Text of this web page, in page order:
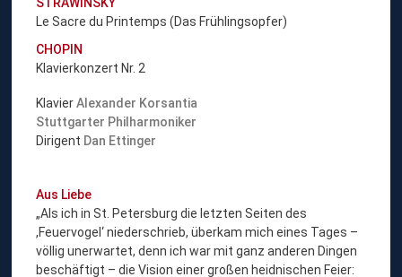
Le Sacre du Printemps (Das Frühlingsopfer)
CHOPIN
Klavierkonzert Nr. 2
KlavierAlexander Korsantia
Stuttgarter Philharmoniker
Dirigent Dan Ettinger
Aus Liebe
„Als ich in St. Petersburg die letzten Seiten des
,Feuervogel‘ niederschrieb, überkam mich eines Tages –
völlig unerwartet, denn ich war mit ganz anderen Dingen
beschäftigt – die Vision einer großen heidnischen Feier: